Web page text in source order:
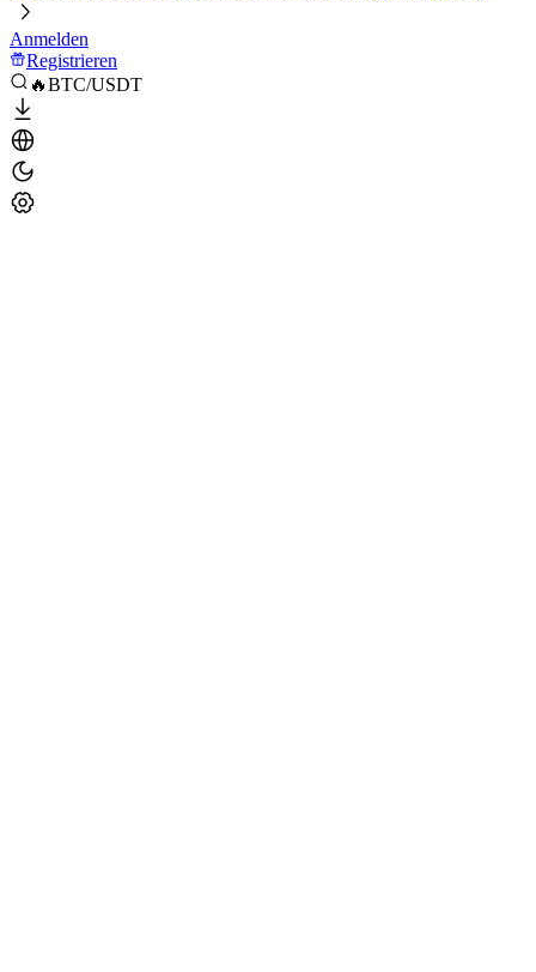
Anmelden
Registrieren
🔥BTC/USDT